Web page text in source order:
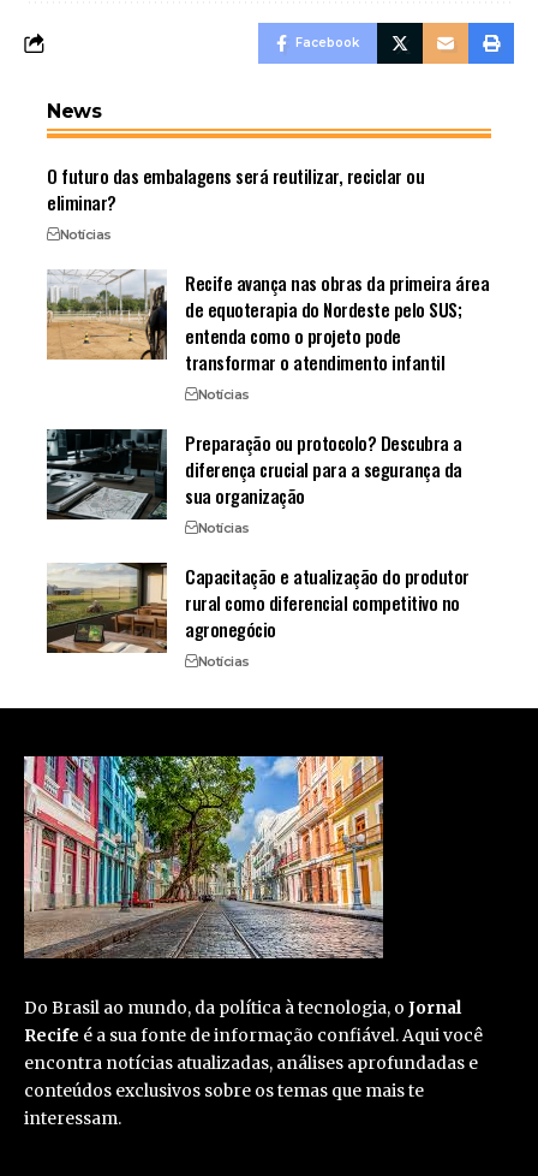
Facebook
News
O futuro das embalagens será reutilizar, reciclar ou
eliminar?
Notícias
Recife avança nas obras da primeira área
de equoterapia do Nordeste pelo SUS;
entenda como o projeto pode
transformar o atendimento infantil
Notícias
Preparação ou protocolo? Descubra a
diferença crucial para a segurança da
sua organização
Notícias
Capacitação e atualização do produtor
rural como diferencial competitivo no
agronegócio
Notícias
Do Brasil ao mundo, da política à tecnologia, o Jornal
Recife é a sua fonte de informação confiável. Aqui você
encontra notícias atualizadas, análises aprofundadas e
conteúdos exclusivos sobre os temas que mais te
interessam.